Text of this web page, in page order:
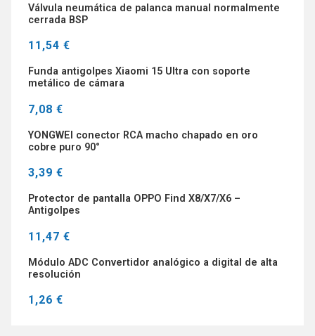
Válvula neumática de palanca manual normalmente
cerrada BSP
11,54 €
Funda antigolpes Xiaomi 15 Ultra con soporte
metálico de cámara
7,08 €
YONGWEI conector RCA macho chapado en oro
cobre puro 90°
3,39 €
Protector de pantalla OPPO Find X8/X7/X6 –
Antigolpes
11,47 €
Módulo ADC Convertidor analógico a digital de alta
resolución
1,26 €